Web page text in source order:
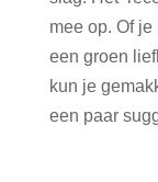
mee op. Of
een groen
kun je
een paar